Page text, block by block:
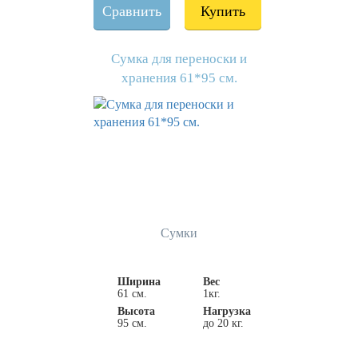
Сравнить Купить
Сумка для переноски и
хранения 61*95 см.
Сумки
Ширина
61 см.
Вес
1кг.
Высота
95 см.
Нагрузка
до 20 кг.